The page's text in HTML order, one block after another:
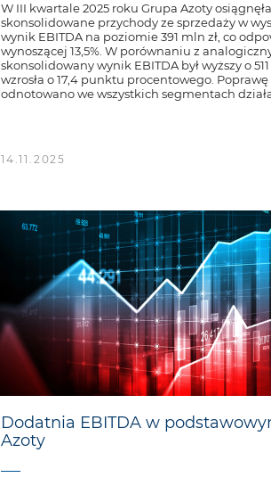
W III kwartale 2025 roku Grupa Azoty
skonsolidowane przychody ze sprzedaży w
wynik EBITDA na poziomie 391 mln zł, co
wynoszącej 13,5%. W porównaniu z
skonsolidowany wynik EBITDA był wyższy o
wzrosła o 17,4 punktu procentowego.
odnotowano we wszystkich segmentach
14.11.2025
Dodatnia EBITDA w
Azoty